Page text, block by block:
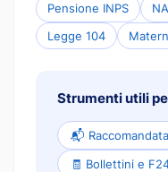
Pensione INPS
Legge 104
Strumenti utili
📬
🧾 Bollettini e